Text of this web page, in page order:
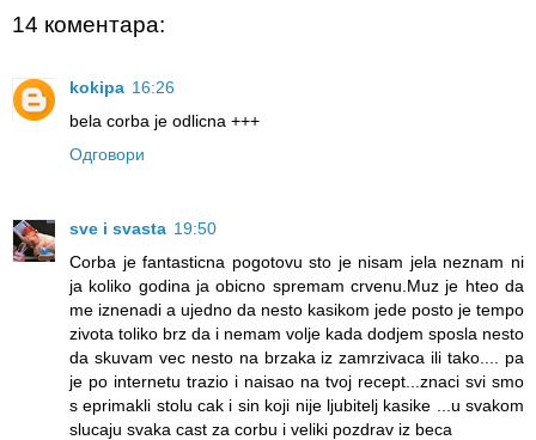
14 коментара:
kokipa 16:26
bela corba je odlicna +++
Одговори
sve i svasta 19:50
Corba je fantasticna pogotovu sto je nisam jela neznam ni
ja koliko godina ja obicno spremam crvenu.Muz je hteo da
me iznenadi a ujedno da nesto kasikom jede posto je tempo
zivota toliko brz da i nemam volje kada dodjem sposla nesto
da skuvam vec nesto na brzaka iz zamrzivaca ili tako.... pa
je po internetu trazio i naisao na tvoj recept...znaci svi smo
s eprimakli stolu cak i sin koji nije ljubitelj kasike ...u svakom
slucaju svaka cast za corbu i veliki pozdrav iz beca